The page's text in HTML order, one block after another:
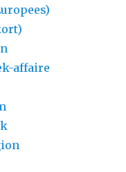
affaire